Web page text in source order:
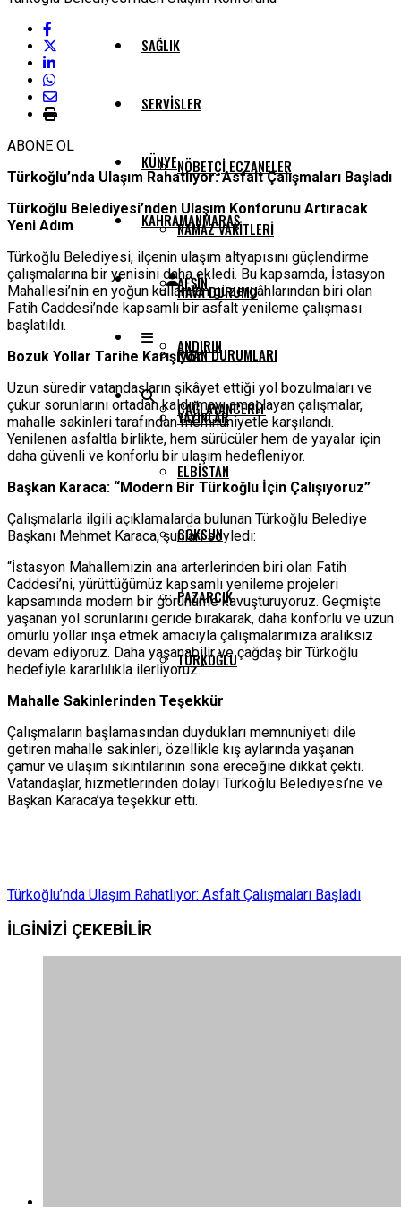
SAĞLIK
SERVISLER
NÖBETÇI ECZANELER
NAMAZ VAKITLERI
HAVA DURUMU
PUAN DURUMLARI
YAYINLAR
KÜNYE
KAHRAMANMARAŞ
AFŞIN
ANDIRIN
ÇAĞLAYANCERIT
ELBISTAN
GÖKSUN
PAZARCIK
TÜRKOĞLU
ABONE OL
Türkoğlu’nda Ulaşım Rahatlıyor: Asfalt Çalışmaları Başladı
Türkoğlu Belediyesi’nden Ulaşım Konforunu Artıracak
Yeni Adım
Türkoğlu Belediyesi, ilçenin ulaşım altyapısını güçlendirme
çalışmalarına bir yenisini daha ekledi. Bu kapsamda, İstasyon
Mahallesi’nin en yoğun kullanılan güzergâhlarından biri olan
Fatih Caddesi’nde kapsamlı bir asfalt yenileme çalışması
başlatıldı.
Bozuk Yollar Tarihe Karışıyor
Uzun süredir vatandaşların şikâyet ettiği yol bozulmaları ve
çukur sorunlarını ortadan kaldırmayı amaçlayan çalışmalar,
mahalle sakinleri tarafından memnuniyetle karşılandı.
Yenilenen asfaltla birlikte, hem sürücüler hem de yayalar için
daha güvenli ve konforlu bir ulaşım hedefleniyor.
Başkan Karaca: “Modern Bir Türkoğlu İçin Çalışıyoruz”
Çalışmalarla ilgili açıklamalarda bulunan Türkoğlu Belediye
Başkanı Mehmet Karaca, şunları söyledi:
“İstasyon Mahallemizin ana arterlerinden biri olan Fatih
Caddesi’ni, yürüttüğümüz kapsamlı yenileme projeleri
kapsamında modern bir görünüme kavuşturuyoruz. Geçmişte
yaşanan yol sorunlarını geride bırakarak, daha konforlu ve uzun
ömürlü yollar inşa etmek amacıyla çalışmalarımıza aralıksız
devam ediyoruz. Daha yaşanabilir ve çağdaş bir Türkoğlu
hedefiyle kararlılıkla ilerliyoruz.”
Mahalle Sakinlerinden Teşekkür
Çalışmaların başlamasından duydukları memnuniyeti dile
getiren mahalle sakinleri, özellikle kış aylarında yaşanan
çamur ve ulaşım sıkıntılarının sona ereceğine dikkat çekti.
Vatandaşlar, hizmetlerinden dolayı Türkoğlu Belediyesi’ne ve
Başkan Karaca’ya teşekkür etti.
Türkoğlu’nda Ulaşım Rahatlıyor: Asfalt Çalışmaları Başladı
İLGİNİZİ ÇEKEBİLİR